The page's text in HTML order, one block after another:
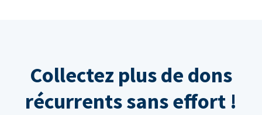
Collectez plus de dons
récurrents sans effort !